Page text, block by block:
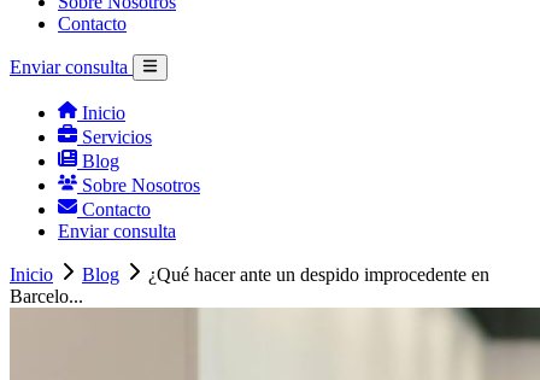
Contacto
Enviar consulta
Inicio
Servicios
Blog
Sobre Nosotros
Contacto
Enviar consulta
Inicio Blog
¿Qué hacer ante un despido improcedente en
Barcelo...